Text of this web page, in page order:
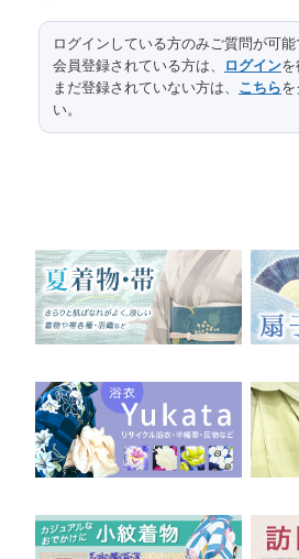
サイズ（cm）
太鼓部分長
太鼓部分幅
ログインしている方のみご質問が可能
会員登録されている方は、
ログインを
まだ登録されていない方は、 こちらを
い。